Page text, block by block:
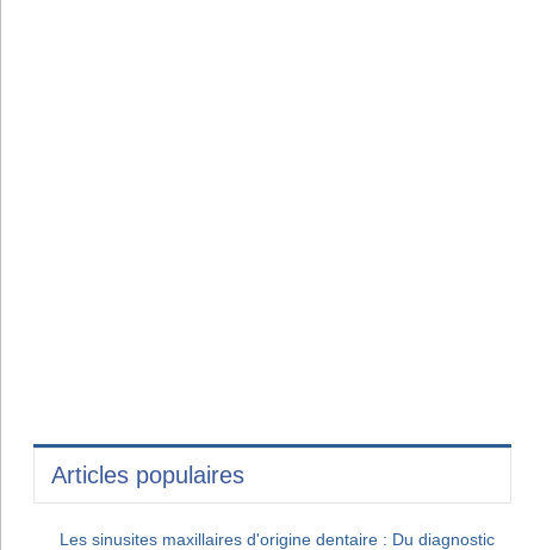
Articles populaires
Les sinusites maxillaires d'origine dentaire : Du diagnostic